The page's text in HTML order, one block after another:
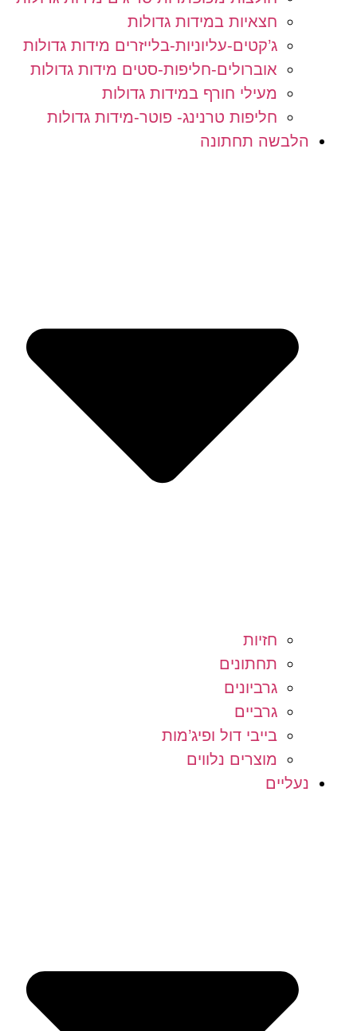
חצאיות במידות גדולות
ג’קטים-עליוניות-בלייזרים מידות גדולות
אוברולים-חליפות-סטים מידות גדולות
מעילי חורף במידות גדולות
חליפות טרנינג- פוטר-מידות גדולות
הלבשה תחתונה
חזיות
תחתונים
גרביונים
גרביים
בייבי דול ופיג’מות
מוצרים נלווים
נעליים